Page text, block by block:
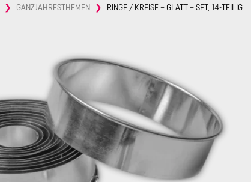
GANZJAHRESTHEMEN RINGE / KREISE – GLATT – SET, 14-TEILIG